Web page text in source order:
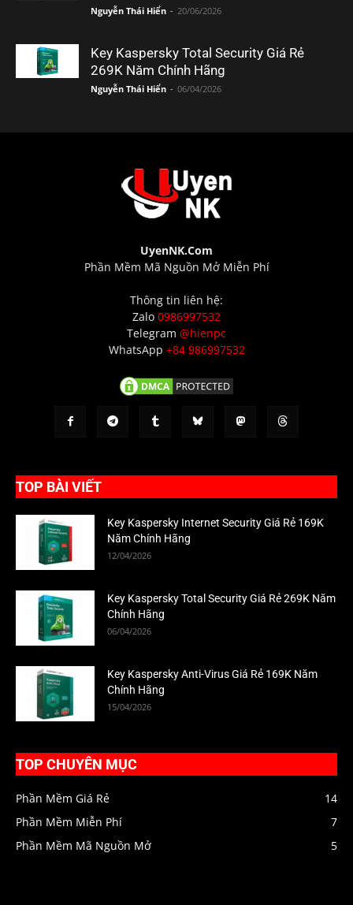
Nguyễn Thái Hiển - 20/06/2026
Key Kaspersky Total Security Giá Rẻ
269K Năm Chính Hãng
Nguyễn Thái Hiển - 06/04/2026
UyenNK.Com
Phần Mềm Mã Nguồn Mở Miễn Phí
Thông tin liên hệ:
Zalo 0986997532
Telegram @hienpc
WhatsApp +84 986997532
TOP BÀI VIẾT
Key Kaspersky Internet Security Giá Rẻ 169K
Năm Chính Hãng
12/04/2026
Key Kaspersky Total Security Giá Rẻ 269K Năm
Chính Hãng
06/04/2026
Key Kaspersky Anti-Virus Giá Rẻ 169K Năm
Chính Hãng
15/04/2026
TOP CHUYÊN MỤC
Phần Mềm Giá Rẻ
14
Phần Mềm Miễn Phí
7
Phần Mềm Mã Nguồn Mở
5